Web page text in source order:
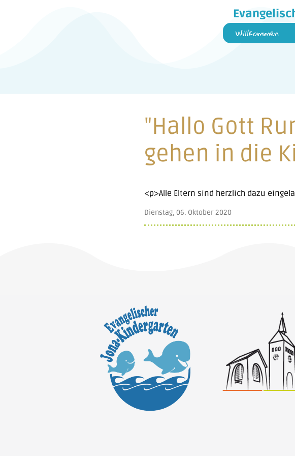
Willkommen
"Hallo Gott
gehen in die
<p>Alle Eltern sind herzlich dazu
Dienstag, 06. Oktober 2020